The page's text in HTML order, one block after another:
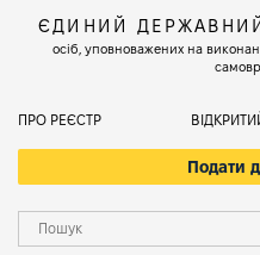
ЄДИНИЙ
осіб, уповноважених на
ПРО РЕЄСТР
Подати